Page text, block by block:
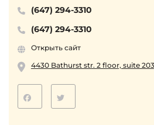
⤷ БЕСПЛАТНАЯ
⤷ СРОЧНАЯ ПОМОЩЬ
СТОМАТОЛОГА
Выезжаем на дом
Бесплатная помощь ODSP
(647) 294-3310
(647) 294-3310
Открыть сайт
4430 Bathurst str. 2 floor, suite